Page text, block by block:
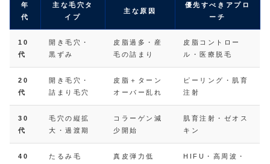
年
代
主な毛穴タ
イプ
主な原因
優先すべきアプロ
ーチ
10
代
開き毛穴・
黒ずみ
皮脂過多・産
毛の詰まり
皮脂コントロー
ル・医療脱毛
20
代
開き毛穴・
詰まり毛穴
皮脂＋ターン
オーバー乱れ
ピーリング・肌育
注射
30
代
毛穴の縦拡
大・過渡期
コラーゲン減
少開始
肌育注射・ゼオス
キン
40
たるみ毛
真皮弾力低
HIFU・高周波・